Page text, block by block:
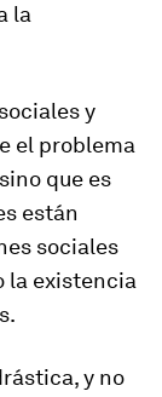
la
y
el problema
que es
están
sociales
la existencia
y no